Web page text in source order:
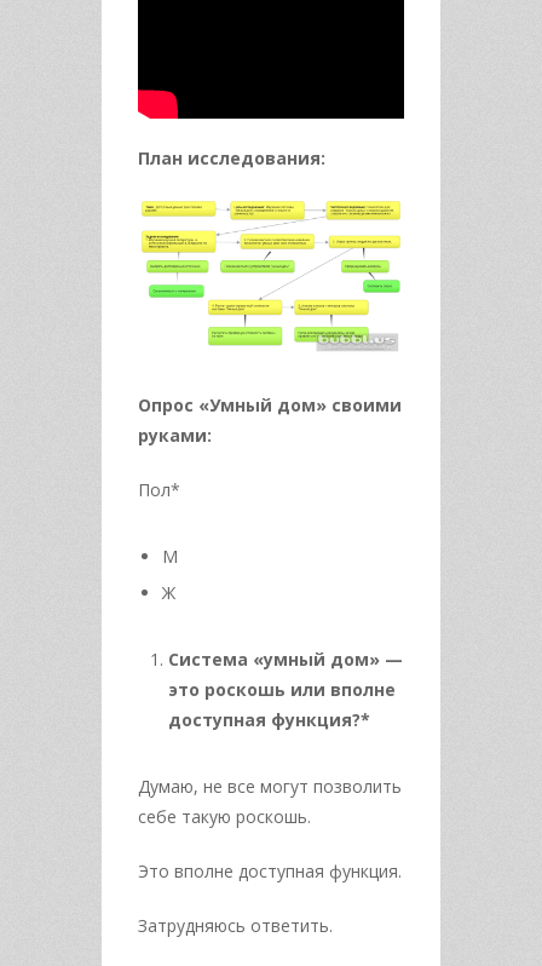
План исследования:
Опрос «Умный дом» своими
руками:
Пол*
М
Ж
Система «умный дом» —
это роскошь или вполне
доступная функция?*
Думаю, не все могут позволить
себе такую роскошь.
Это вполне доступная функция.
Затрудняюсь ответить.